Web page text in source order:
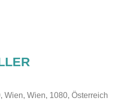
Wien, Wien, 1080, Österreich